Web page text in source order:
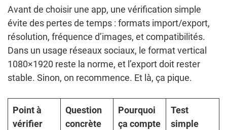
Avant de choisir une app, une vérification simple
évite des pertes de temps : formats import/export,
résolution, fréquence d’images, et compatibilités.
Dans un usage réseaux sociaux, le format vertical
1080×1920 reste la norme, et l’export doit rester
stable. Sinon, on recommence. Et là, ça pique.
Point à
vérifier
Question
concrète
Pourquoi
ça compte
Test
simple